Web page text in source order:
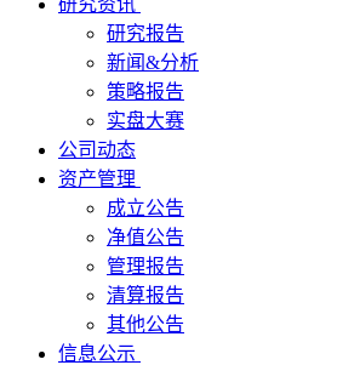
研究报告
新闻&分析
策略报告
实盘大赛
公司动态
资产管理
成立公告
净值公告
管理报告
清算报告
其他公告
信息公示